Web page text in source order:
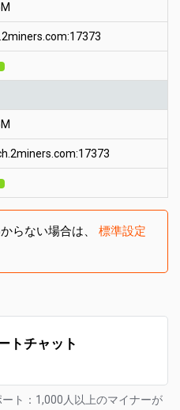
らない場合は、 標準設定
トチャット
ト：1,000人以上のマイナーが